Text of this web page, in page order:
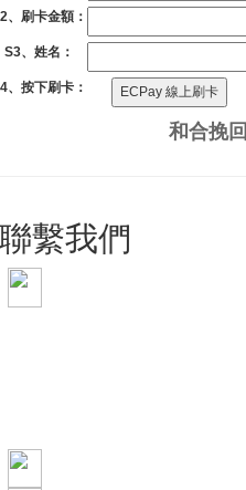
、刷卡金額：
S3、姓名：
、按下刷卡：
和合挽回
聯繫我們